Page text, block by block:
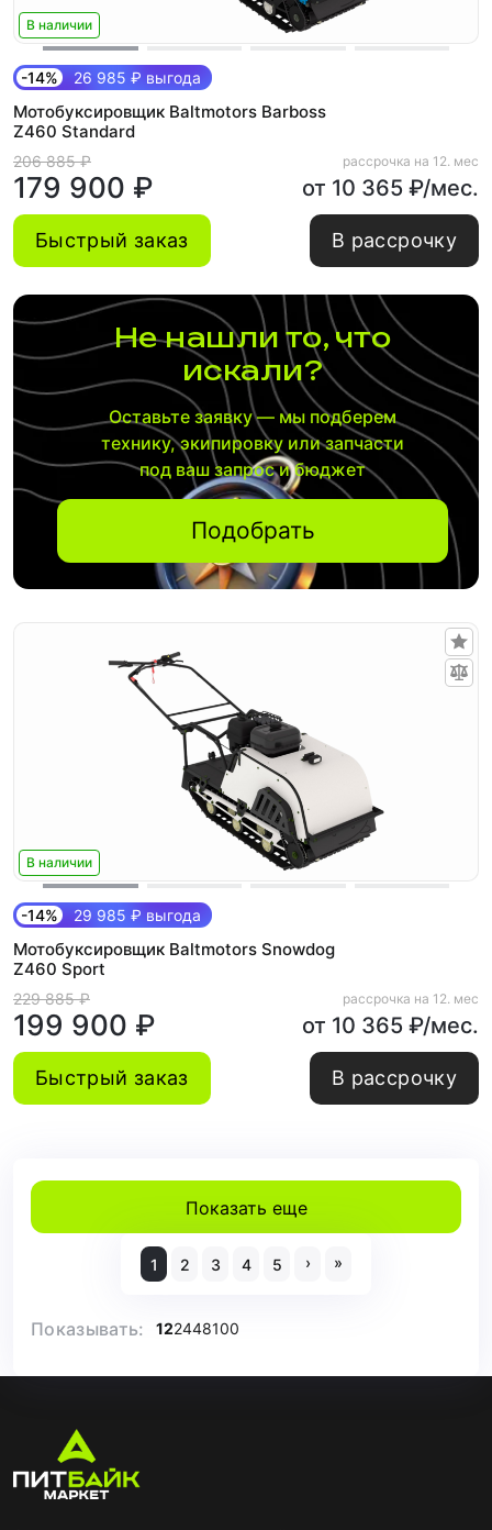
В наличии
-14% 26 985 ₽ выгода
Мотобуксировщик Baltmotors Barboss
Z460 Standard
206 885 ₽
179 900 ₽
рассрочка на 12. мес
от 10 365 ₽/мес.
Быстрый заказ В рассрочку
Не нашли то, что
искали?
Оставьте заявку — мы подберем
технику, экипировку или запчасти
под ваш запрос и бюджет
Подобрать
В наличии
-14% 29 985 ₽ выгода
Мотобуксировщик Baltmotors Snowdog
Z460 Sport
229 885 ₽
199 900 ₽
рассрочка на 12. мес
от 10 365 ₽/мес.
Быстрый заказ В рассрочку
Показать еще
1 2 3 4 5 › »
Показывать: 122448100